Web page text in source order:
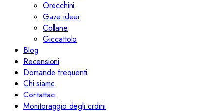
Orecchini
Gave ideer
Collane
Giocattolo
Blog
Recensioni
Domande frequenti
Chi siamo
Contattaci
Monitoraggio degli ordini